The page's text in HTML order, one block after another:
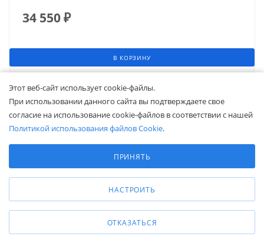
34 550₽
В КОРЗИНУ
1 2
Весы крановые бренда СмартВес в компании Белапекс.
Цены от 6260 рублей.
Этот веб-сайт использует cookie-файлы.
При использовании данного сайта вы подтверждаете свое
согласие на использование cookie-файлов в соответствии с нашей
Политикой использования файлов Cookie.
Аналитические/Функциональные
ПРИНЯТЬ
НАСТРОИТЬ
ОТКАЗАТЬСЯ